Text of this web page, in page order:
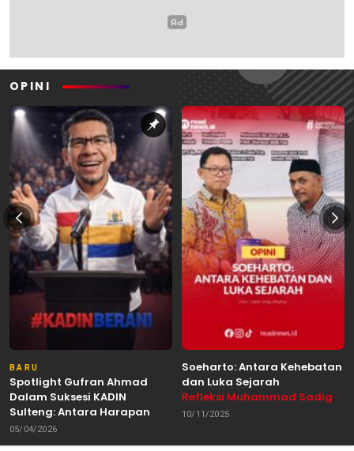
OPINI
BARU
Spotlight Gufran Ahmad
Dalam Suksesi KADIN
Sulteng: Antara Harapan
dan Kebutuhan Perubahan
Oleh: Anshar Munir
05/04/2026
Soeharto: Antara Kehebatan
dan Luka Sejarah
Refleksi Muhammad Sadig
Alhabsyie, Akademisi UIN
Pemerhati Gerakan
10/11/2025